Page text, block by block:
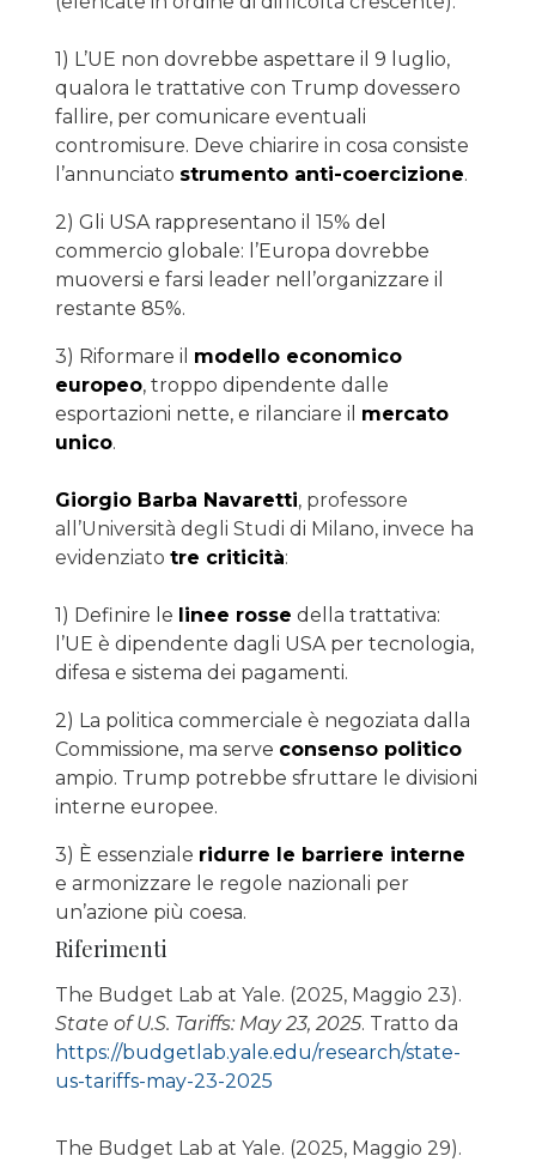
1) L’UE non dovrebbe aspettare il 9 luglio,
qualora le trattative con Trump dovessero
fallire, per comunicare eventuali
contromisure. Deve chiarire in cosa consiste
l’annunciato strumento anti-coercizione.
2) Gli USA rappresentano il 15% del
commercio globale: l’Europa dovrebbe
muoversi e farsi leader nell’organizzare il
restante 85%.
3) Riformare il modello economico
europeo, troppo dipendente dalle
esportazioni nette, e rilanciare il mercato
unico.
Giorgio Barba Navaretti, professore
all’Università degli Studi di Milano, invece ha
evidenziato tre criticità:
1) Definire le linee rosse della trattativa:
l’UE è dipendente dagli USA per tecnologia,
difesa e sistema dei pagamenti.
2) La politica commerciale è negoziata dalla
Commissione, ma serve consenso politico
ampio. Trump potrebbe sfruttare le divisioni
interne europee.
3) È essenziale ridurre le barriere interne
e armonizzare le regole nazionali per
un’azione più coesa.
Riferimenti
The Budget Lab at Yale. (2025, Maggio 23).
State of U.S. Tariffs: May 23, 2025. Tratto da
https://budgetlab.yale.edu/research/state-
us-tariffs-may-23-2025
The Budget Lab at Yale. (2025, Maggio 29).